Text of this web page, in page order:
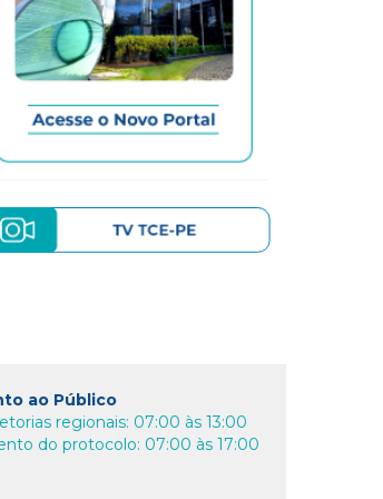
ao Público
regionais: 07:00 às 13:00
do protocolo: 07:00 às 17:00